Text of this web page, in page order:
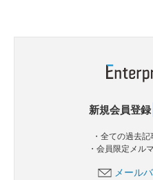
新規会員登録
・全ての過去
・会員限定メル
メール